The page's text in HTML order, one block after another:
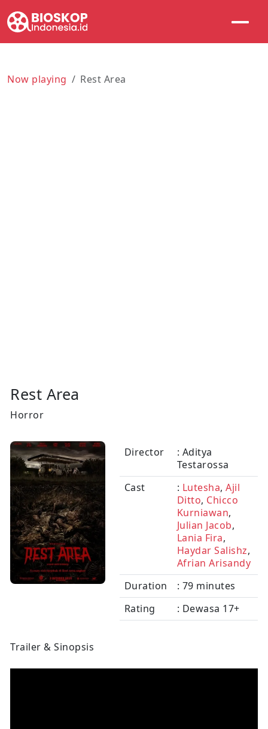
Now playing Rest Area
Rest Area
Horror
Director
: Aditya
Testarossa
Cast
: Lutesha, Ajil
Ditto, Chicco
Kurniawan,
Julian Jacob,
Lania Fira,
Haydar Salishz,
Afrian Arisandy
Duration
: 79 minutes
Rating
: Dewasa 17+
Trailer & Sinopsis